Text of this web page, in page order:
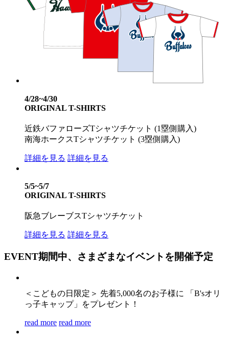
4/28~4/30
ORIGINAL T-SHIRTS
近鉄バファローズTシャツチケット (1塁側購入)
南海ホークスTシャツチケット (3塁側購入)
詳細を見る 詳細を見る
5/5~5/7
ORIGINAL T-SHIRTS
阪急ブレーブスTシャツチケット
詳細を見る 詳細を見る
EVENT期間中、さまざまなイベントを開催予定
＜こどもの日限定＞ 先着5,000名のお子様に 「B'sオリ
っ子キャップ」をプレゼント！
read more read more